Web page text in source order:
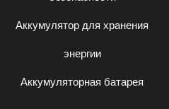
Аккумулятор для хранения
энергии
Аккумуляторная батарея